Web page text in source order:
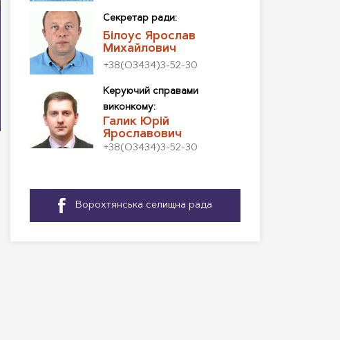
Секретар ради:
Білоус Ярослав
Михайлович
+38(О3434)3-52-30
Керуючий справами
виконкому:
Галик Юрій
Ярославович
+38(О3434)3-52-30
Ворохтянська селищна рада